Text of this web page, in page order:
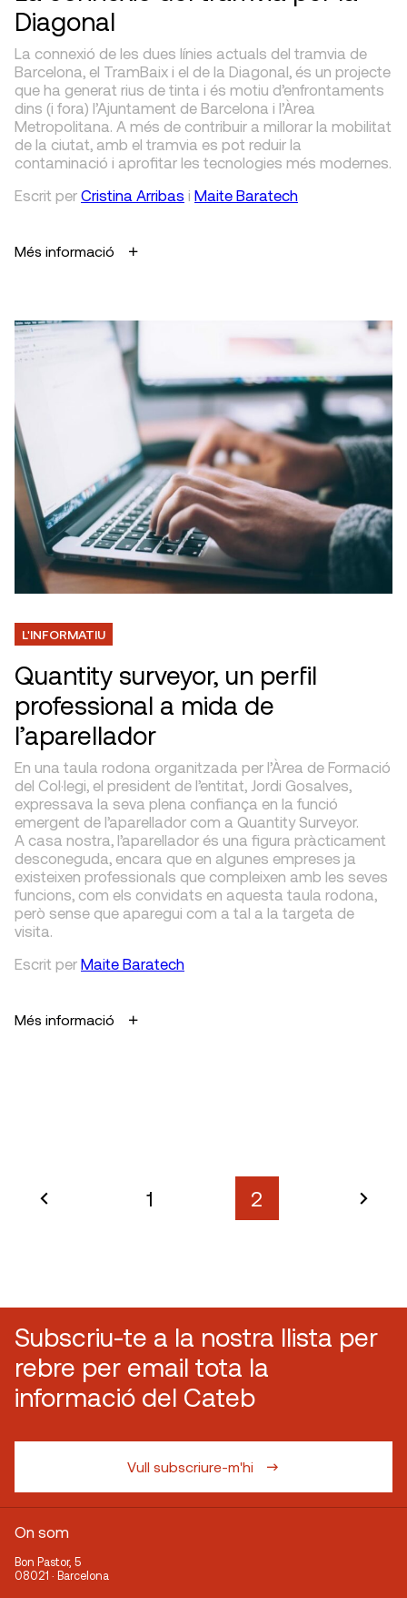
Diagonal
La connexió de les dues línies actuals del tramvia de
Barcelona, el TramBaix i el de la Diagonal, és un projecte
que ha generat rius de tinta i és motiu d’enfrontaments
dins (i fora) l’Ajuntament de Barcelona i l’Àrea
Metropolitana. A més de contribuir a millorar la mobilitat
de la ciutat, amb el tramvia es pot reduir la
contaminació i aprofitar les tecnologies més modernes.
Escrit per Cristina Arribas i Maite Baratech
Més informació
L'INFORMATIU
Quantity surveyor, un perfil
professional a mida de
l’aparellador
En una taula rodona organitzada per l’Àrea de Formació
del Col·legi, el president de l’entitat, Jordi Gosalves,
expressava la seva plena confiança en la funció
emergent de l’aparellador com a Quantity Surveyor.
A casa nostra, l’aparellador és una figura pràcticament
desconeguda, encara que en algunes empreses ja
existeixen professionals que compleixen amb les seves
funcions, com els convidats en aquesta taula rodona,
però sense que aparegui com a tal a la targeta de
visita.
Escrit per Maite Baratech
Més informació
1 2
Subscriu-te a la nostra llista per
rebre per email tota la
informació del Cateb
Vull subscriure-m'hi
On som
Bon Pastor, 5
08021 · Barcelona